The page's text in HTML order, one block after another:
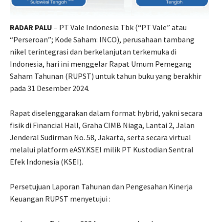
RADAR PALU – PT Vale Indonesia Tbk (“PT Vale” atau
“Perseroan”; Kode Saham: INCO), perusahaan tambang
nikel terintegrasi dan berkelanjutan terkemuka di
Indonesia, hari ini menggelar Rapat Umum Pemegang
Saham Tahunan (RUPST) untuk tahun buku yang berakhir
pada 31 Desember 2024.
Rapat diselenggarakan dalam format hybrid, yakni secara
fisik di Financial Hall, Graha CIMB Niaga, Lantai 2, Jalan
Jenderal Sudirman No. 58, Jakarta, serta secara virtual
melalui platform eASY.KSEI milik PT Kustodian Sentral
Efek Indonesia (KSEI).
Persetujuan Laporan Tahunan dan Pengesahan Kinerja
Keuangan RUPST menyetujui :